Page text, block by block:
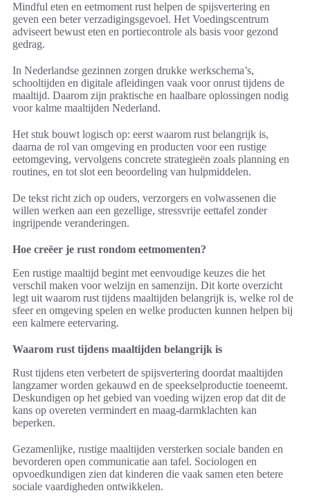
Mindful eten en eetmoment rust helpen de spijsvertering en
geven een beter verzadigingsgevoel. Het Voedingscentrum
adviseert bewust eten en portiecontrole als basis voor gezond
gedrag.
In Nederlandse gezinnen zorgen drukke werkschema’s,
schooltijden en digitale afleidingen vaak voor onrust tijdens de
maaltijd. Daarom zijn praktische en haalbare oplossingen nodig
voor kalme maaltijden Nederland.
Het stuk bouwt logisch op: eerst waarom rust belangrijk is,
daarna de rol van omgeving en producten voor een rustige
eetomgeving, vervolgens concrete strategieën zoals planning en
routines, en tot slot een beoordeling van hulpmiddelen.
De tekst richt zich op ouders, verzorgers en volwassenen die
willen werken aan een gezellige, stressvrije eettafel zonder
ingrijpende veranderingen.
Hoe creëer je rust rondom eetmomenten?
Een rustige maaltijd begint met eenvoudige keuzes die het
verschil maken voor welzijn en samenzijn. Dit korte overzicht
legt uit waarom rust tijdens maaltijden belangrijk is, welke rol de
sfeer en omgeving spelen en welke producten kunnen helpen bij
een kalmere eetervaring.
Waarom rust tijdens maaltijden belangrijk is
Rust tijdens eten verbetert de spijsvertering doordat maaltijden
langzamer worden gekauwd en de speekselproductie toeneemt.
Deskundigen op het gebied van voeding wijzen erop dat dit de
kans op overeten vermindert en maag-darmklachten kan
beperken.
Gezamenlijke, rustige maaltijden versterken sociale banden en
bevorderen open communicatie aan tafel. Sociologen en
opvoedkundigen zien dat kinderen die vaak samen eten betere
sociale vaardigheden ontwikkelen.